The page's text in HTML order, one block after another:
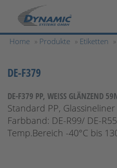
Home » Produkte » Etiketten »
DE-F379
DE-F379 PP, WEISS GLÄNZEND
Standard PP, Glassineliner
Farbband: DE-R99/ DE-
Temp.Bereich -40°C bis